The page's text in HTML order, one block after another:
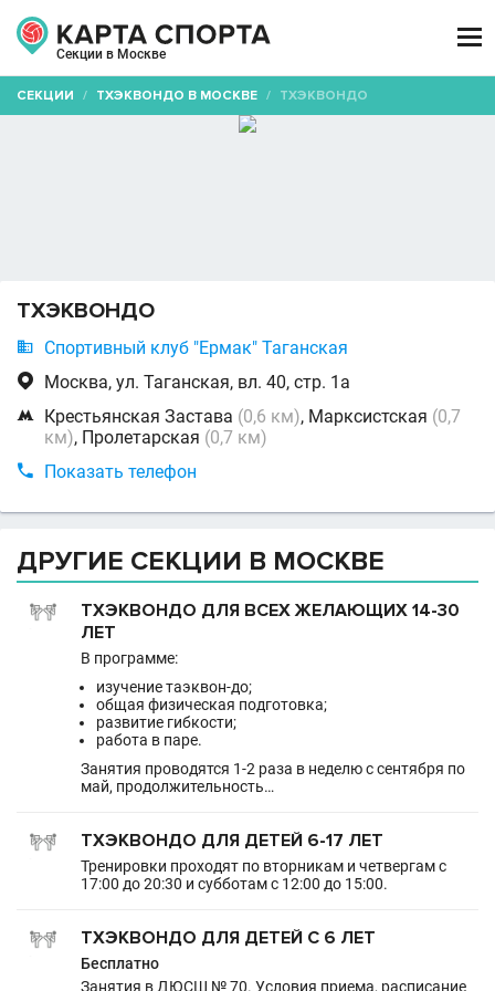
Секции в Москве

СЕКЦИИ / ТХЭКВОНДО В МОСКВЕ / ТХЭКВОНДО
ТХЭКВОНДО
 Спортивный клуб "Ермак" Таганская
 Москва, ул. Таганская, вл. 40, стр. 1а
 Крестьянская Застава (0,6 км), Марксистская (0,7
км), Пролетарская (0,7 км)
 Показать телефон
ДРУГИЕ СЕКЦИИ В МОСКВЕ
ТХЭКВОНДО ДЛЯ ВСЕХ ЖЕЛАЮЩИХ 14-30
ЛЕТ
В программе:
изучение таэквон-до;
общая физическая подготовка;
развитие гибкости;
работа в паре.
Занятия проводятся 1-2 раза в неделю с сентября по
май, продолжительность…
ТХЭКВОНДО ДЛЯ ДЕТЕЙ 6-17 ЛЕТ
Тренировки проходят по вторникам и четвергам с
17:00 до 20:30 и субботам с 12:00 до 15:00.
ТХЭКВОНДО ДЛЯ ДЕТЕЙ С 6 ЛЕТ
Бесплатно
Занятия в ДЮСШ № 70. Условия приема, расписание